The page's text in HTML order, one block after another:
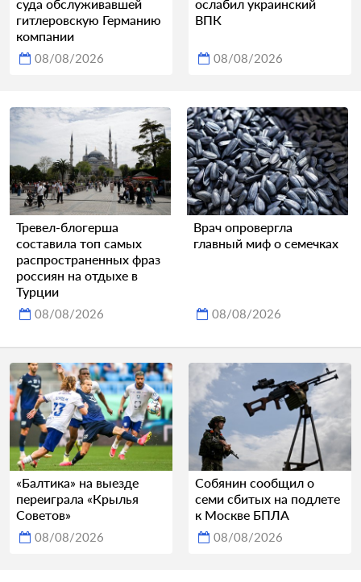
суда обслуживавшей
гитлеровскую Германию
компании
08/08/2026
ослабил украинский
ВПК
08/08/2026
Тревел-блогерша
составила топ самых
распространенных фраз
россиян на отдыхе в
Турции
08/08/2026
Врач опровергла
главный миф о семечках
08/08/2026
«Балтика» на выезде
переиграла «Крылья
Советов»
08/08/2026
Собянин сообщил о
семи сбитых на подлете
к Москве БПЛА
08/08/2026